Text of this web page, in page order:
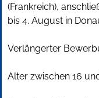
(Frankreich),
bis 4. August in
Verlängerter
Alter zwischen 16